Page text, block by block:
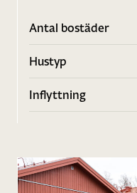
Antal bostäder
Hustyp
Inflyttning